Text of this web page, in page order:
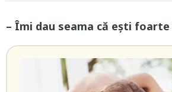
– Îmi dau seama că ești